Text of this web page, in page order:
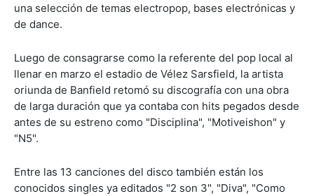
una selección de temas electropop, bases electrónicas y
de dance.
Luego de consagrarse como la referente del pop local al
llenar en marzo el estadio de Vélez Sarsfield, la artista
oriunda de Banfield retomó su discografía con una obra
de larga duración que ya contaba con hits pegados desde
antes de su estreno como "Disciplina", "Motiveishon" y
"N5".
Entre las 13 canciones del disco también están los
conocidos singles ya editados "2 son 3", "Diva", "Como